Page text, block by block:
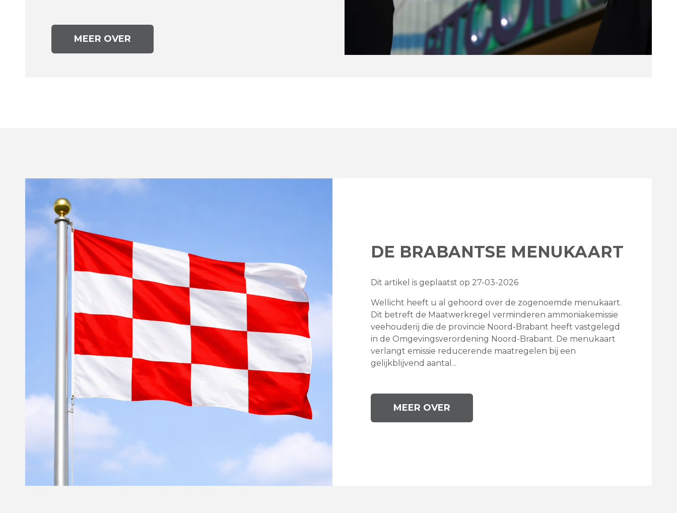
MEER OVER
DE BRABANTSE MENUKAART
Dit artikel is geplaatst op 27-03-2026
Wellicht heeft u al gehoord over de zogenoemde menukaart.
Dit betreft de Maatwerkregel verminderen ammoniakemissie
veehouderij die de provincie Noord-Brabant heeft vastgelegd
in de Omgevingsverordening Noord-Brabant. De menukaart
verlangt emissie reducerende maatregelen bij een
gelijkblijvend aantal...
MEER OVER